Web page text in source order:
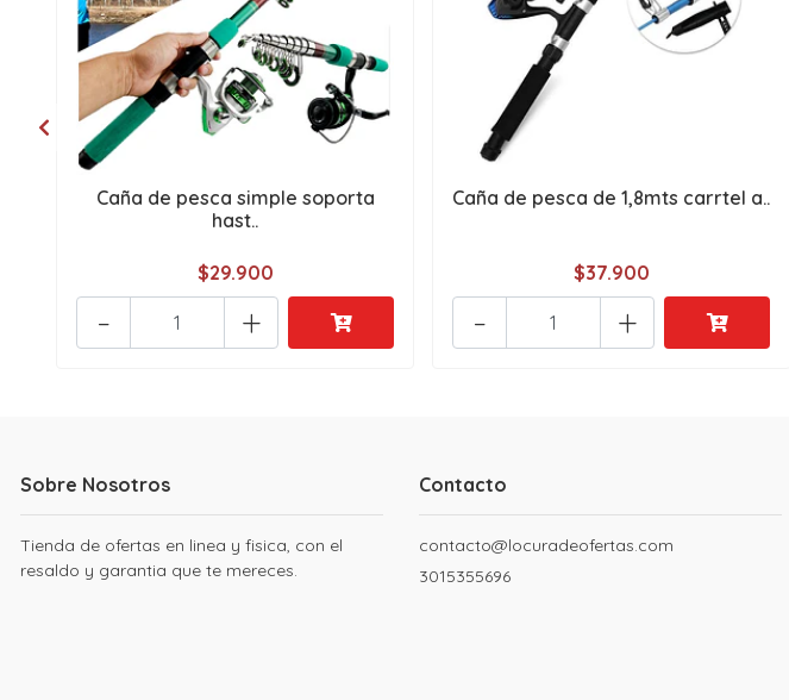
Caña de pesca simple soporta
hast..
$29.900
+
-
Caña de pesca de 1,8mts carrtel a..
$37.900
+
-
Sobre Nosotros
Tienda de ofertas en linea y fisica, con el
resaldo y garantia que te mereces.
Contacto
contacto@locuradeofertas.com
3015355696